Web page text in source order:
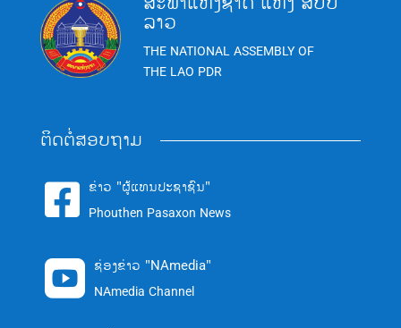
ລາວ
THE NATIONAL ASSEMBLY OF
THE LAO PDR
ຕິດຕໍ່ສອບຖາມ
 ຂ່າວ "ຜູ້ແທນປະຊາຊົນ"
Phouthen Pasaxon News
 ຊ່ອງຂ່າວ "NAmedia"
NAmedia Channel